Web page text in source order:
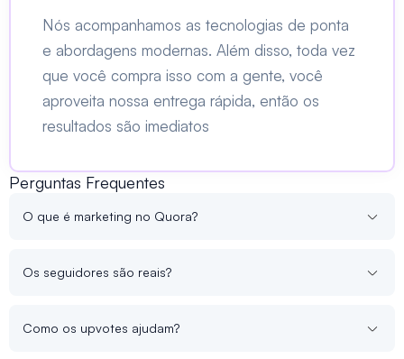
Nós acompanhamos as tecnologias de ponta
e abordagens modernas. Além disso, toda vez
que você compra isso com a gente, você
aproveita nossa entrega rápida, então os
resultados são imediatos
Perguntas Frequentes
O que é marketing no Quora?
Os seguidores são reais?
Como os upvotes ajudam?